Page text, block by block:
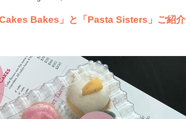
Bakes」と「Pasta Sisters」ご紹介